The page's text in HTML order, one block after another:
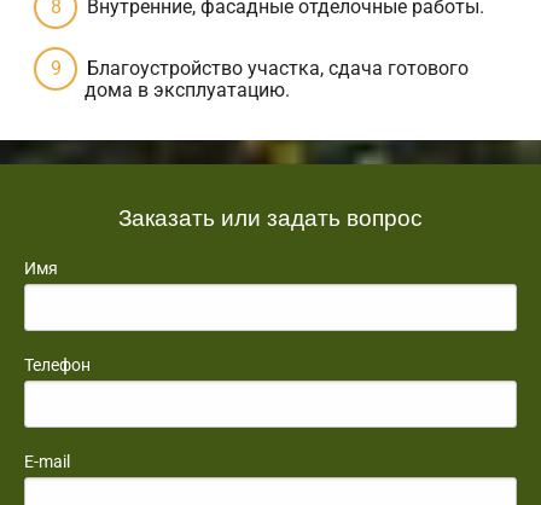
Внутренние, фасадные отделочные работы.
Благоустройство участка, сдача готового
дома в эксплуатацию.
Заказать или задать вопрос
Имя
Телефон
E-mail